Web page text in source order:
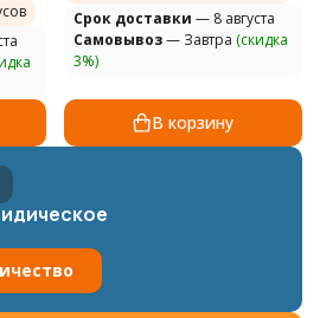
Cрок доставки — 8 августа
Самовывоз— Завтра (скидка
3%)
В корзину